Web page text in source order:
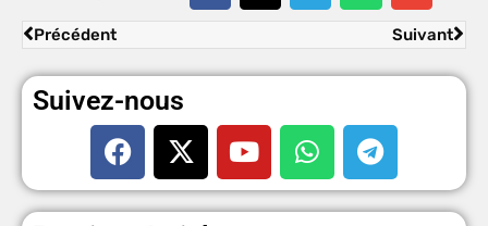
Précédent Suivant
Suivez-nous